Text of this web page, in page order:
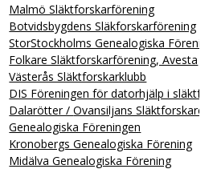
Malmö Släktforskarförening
Botvidsbygdens Släkforskarförening
StorStockholms Genealogiska Förening
Folkare Släktforskarförening, Avesta
Västerås Släktforskarklubb
DIS Föreningen för datorhjälp i
Dalarötter /Ovansiljans Släktforskare
Genealogiska Föreningen
Kronobergs Genealogiska Förening
Midälva Genealogiska Förening